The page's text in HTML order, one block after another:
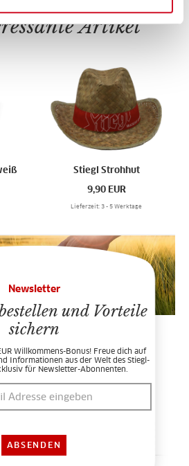
Artikel
Stiegl Strohhut
9,90 EUR
Lieferzeit: 3 - 5 Werktage
Newsletter
und Vorteile
sichern
Willkommens-Bonus! Freue dich auf
Informationen aus der Welt des Stiegl-
für Newsletter-Abonnenten.